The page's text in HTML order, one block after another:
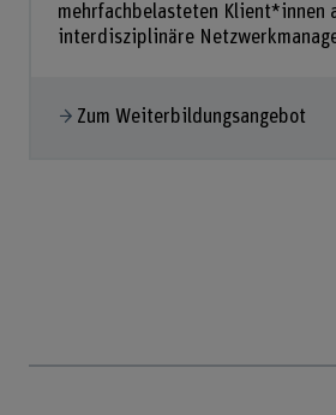
mehrfachbelasteten Klient*innen
interdisziplinäre
Zum Weiterbildungsangebot